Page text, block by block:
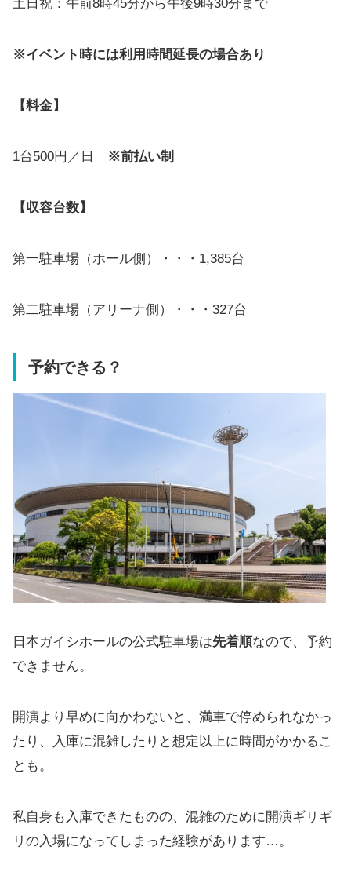
土日祝：午前8時45分から午後9時30分まで
※イベント時には利用時間延長の場合あり
【料金】
1台500円／日 ※前払い制
【収容台数】
第一駐車場（ホール側）・・・ 1,385台
第二駐車場（アリーナ側）・・・ 327台
予約できる？
日本ガイシホールの公式駐車場は先着順なので、予約
できません。
開演より早めに向かわないと、満車で停められなかっ
たり、入庫に混雑したりと想定以上に時間がかかる こ
とも。
私自身も入庫できたものの、混雑のために開演ギリギ
リの入場になってしまった経験があります…。